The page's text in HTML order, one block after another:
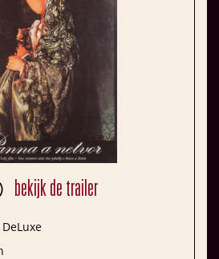
bekijk de trailer